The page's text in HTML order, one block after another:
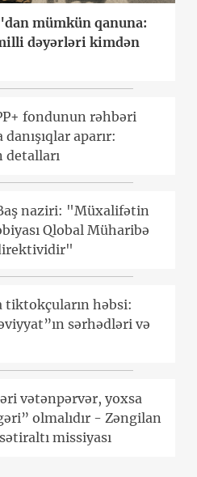
mümkün qanuna:
dəyərləri kimdən
fondunun rəhbəri
aparır:
naziri: "Müxalifətin
Qlobal Müharibə
tiktokçuların həbsi:
sərhədləri və
vətənpərvər, yoxsa
olmalıdır - Zəngilan
missiyası